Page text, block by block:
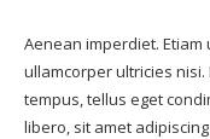
Aenean imperdiet.
ullamcorper ultricies nisi.
tempus, tellus eget
libero, sit amet